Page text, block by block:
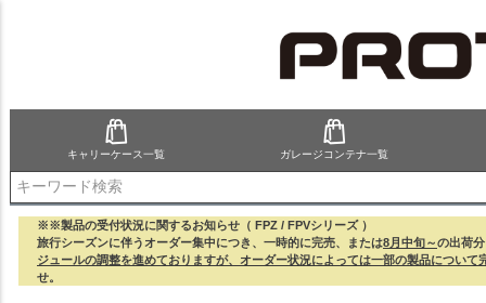
キャリーケース一覧 ガレージコンテナ一覧
※※製品の受付状況に関するお知らせ（ FPZ / FPVシリーズ ）
旅行シーズンに伴うオーダー集中につき、一時的に完売、または8月中旬～の出荷
ジュールの調整を進めておりますが、オーダー状況によっては一部の製品について
せ。